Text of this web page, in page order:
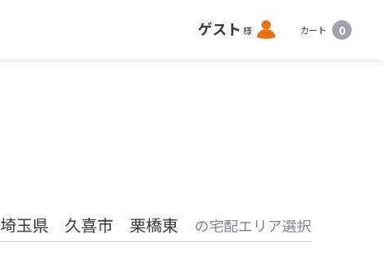
ゲスト 様 ロ
グ
カート 0
埼玉県 久喜市 栗橋東 の宅配エリア選択